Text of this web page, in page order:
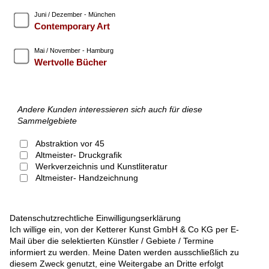
Juni / Dezember - München
Contemporary Art
Mai / November - Hamburg
Wertvolle Bücher
Andere Kunden interessieren sich auch für diese
Sammelgebiete
Abstraktion vor 45
Altmeister- Druckgrafik
Werkverzeichnis und Kunstliteratur
Altmeister- Handzeichnung
Datenschutzrechtliche Einwilligungserklärung
Ich willige ein, von der Ketterer Kunst GmbH & Co KG per E-
Mail über die selektierten Künstler / Gebiete / Termine
informiert zu werden. Meine Daten werden ausschließlich zu
diesem Zweck genutzt, eine Weitergabe an Dritte erfolgt